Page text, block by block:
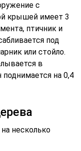
с
крышей имеет 3
птичник и
под
или стойло.
в
поднимается на 0,4
несколько